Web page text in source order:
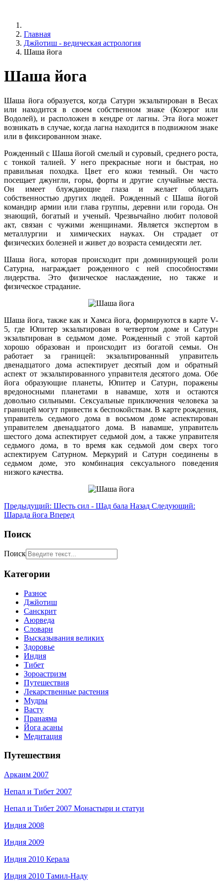
Главная
Джйотиш - ведическая астрология
Шаша йога
Шаша йога
Шаша йога образуется, когда Сатурн экзальтирован в Весах
или находится в своем собственном знаке (Козерог или
Водолей), и расположен в кендре от лагны. Эта йога может
возникать в случае, когда лагна находится в подвижном знаке
или в фиксированном знаке.
Рожденный с Шаша йогой смелый и суровый, среднего роста,
с тонкой талией. У него прекрасные ноги и быстрая, но
правильная походка. Цвет его кожи темный. Он часто
посещает джунгли, горы, форты и другие случайные места.
Он имеет блуждающие глаза и желает обладать
собственностью других людей. Рожденный с Шаша йогой
командир армии или глава группы, деревни или города. Он
знающий, богатый и ученый. Чрезвычайно любит половой
акт, связан с чужими женщинами. Является экспертом в
металлургии и химических науках. Он страдает от
физических болезней и живет до возраста семидесяти лет.
Шаша йога, которая происходит при доминирующей роли
Сатурна, награждает рожденного с ней способностями
лидерства. Это физическое наслаждение, но также и
физическое страдание.
Шаша йога, также как и Хамса йога, формируются в карте V-
5, где Юпитер экзальтирован в четвертом доме и Сатурн
экзальтирован в седьмом доме. Рожденный с этой картой
хорошо образован и происходит из богатой семьи. Он
работает за границей: экзальтированный управитель
двенадцатого дома аспектирует десятый дом и обратный
аспект от экзальтированного управителя десятого дома. Обе
йога образующие планеты, Юпитер и Сатурн, поражены
вредоносными планетами в навамше, хотя и остаются
довольно сильными. Сексуальные приключения человека за
границей могут привести к беспокойствам. В карте рождения,
управитель седьмого дома в восьмом доме аспектирован
управителем двенадцатого дома. В навамше, управитель
шестого дома аспектирует седьмой дом, а также управителя
седьмого дома, в то время как седьмой дом сверх того
аспектируем Сатурном. Меркурий и Сатурн соединены в
седьмом доме, это комбинация сексуального поведения
низкого качества.
Предыдущий: Шесть сил - Шад бала Назад Следующий:
Шарада йога Вперед
Поиск
Поиск
Категории
Разное
Джйотиш
Санскрит
Аюрведа
Словари
Высказывания великих
Здоровье
Индия
Тибет
Зороастризм
Путешествия
Лекарственные растения
Мудры
Васту
Пранаяма
Йога асаны
Медитация
Путешествия
Аркаим 2007
Непал и Тибет 2007
Непал и Тибет 2007 Монастыри и статуи
Индия 2008
Индия 2009
Индия 2010 Керала
Индия 2010 Тамил-Наду